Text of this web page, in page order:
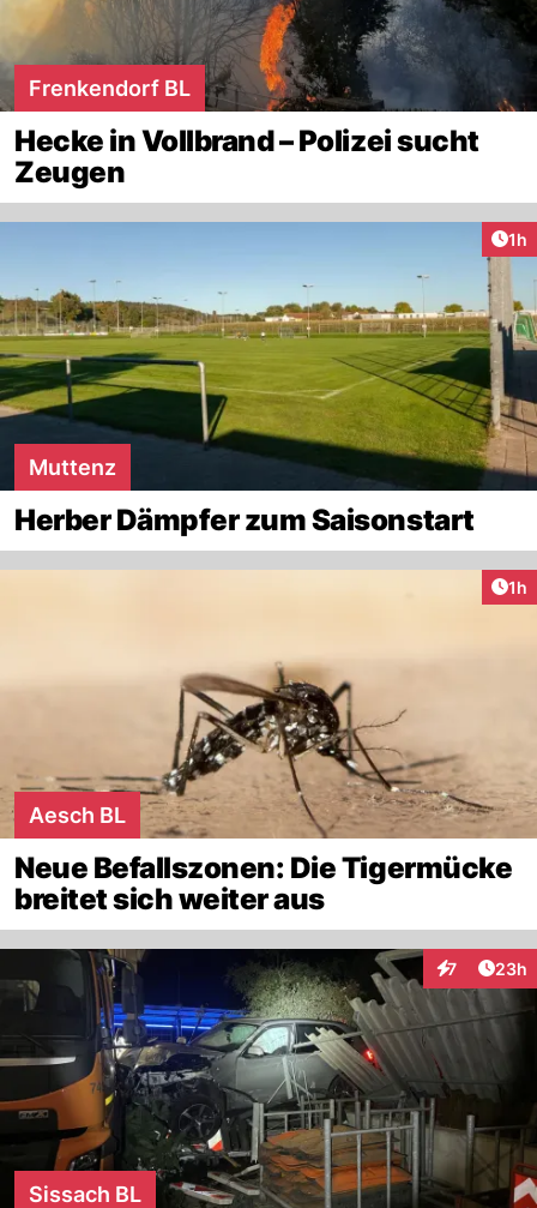
Frenkendorf BL
Hecke in Vollbrand – Polizei sucht
Zeugen
1h
Muttenz
Herber Dämpfer zum Saisonstart
1h
Aesch BL
Neue Befallszonen: Die Tigermücke
breitet sich weiter aus
7
Interaktionen
23h
Sissach BL